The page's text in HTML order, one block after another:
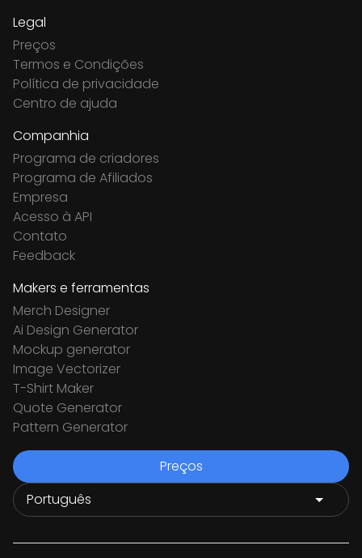
Legal
Preços
Termos e Condições
Política de privacidade
Centro de ajuda
Companhia
Programa de criadores
Programa de Afiliados
Empresa
Acesso à API
Contato
Feedback
Makers e ferramentas
Merch Designer
Ai Design Generator
Mockup generator
Image Vectorizer
T-Shirt Maker
Quote Generator
Pattern Generator
Preços